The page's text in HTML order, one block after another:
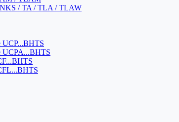
/ TA / TLA / TLAW
UCPA...BHTS